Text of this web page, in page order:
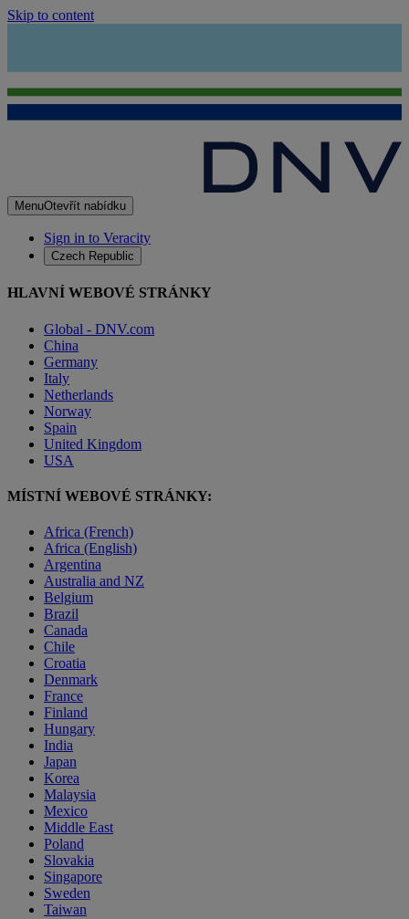
Skip to content
MenuOtevřít nabídku
Sign in to Veracity
Czech Republic
HLAVNÍ WEBOVÉ STRÁNKY
Global - DNV.com
China
Germany
Italy
Netherlands
Norway
Spain
United Kingdom
USA
MÍSTNÍ WEBOVÉ STRÁNKY:
Africa (French)
Africa (English)
Argentina
Australia and NZ
Belgium
Brazil
Canada
Chile
Croatia
Denmark
France
Finland
Hungary
India
Japan
Korea
Malaysia
Mexico
Middle East
Poland
Slovakia
Singapore
Sweden
Taiwan